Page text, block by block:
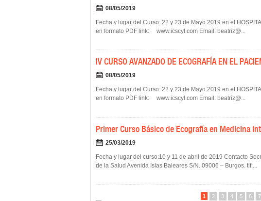
08/05/2019
Fecha y lugar del Curso: 22 y 23 de Mayo 2019 en el
en formato PDF link: www.icscyl.com Email: beatriz@...
IV CURSO AVANZADO DE ECOGRAFÍA EN EL
08/05/2019
Fecha y lugar del Curso: 22 y 23 de Mayo 2019 en el
en formato PDF link: www.icscyl.com Email: beatriz@...
Primer Curso Básico de Ecografía en Medicina
25/03/2019
Fecha y lugar del curso:10 y 11 de abril de 2019 Contacto
de la Salud Avenida Islas Baleares S/N. 09006 – Burgos. tlf:...
1 2 3 4 5 6 7